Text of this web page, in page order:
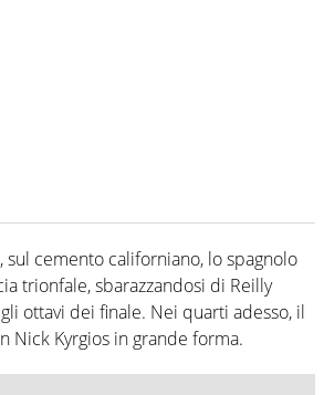
sul cemento californiano, lo spagnolo
trionfale, sbarazzandosi di Reilly
ottavi dei finale. Nei quarti adesso, il
Nick Kyrgios in grande forma.